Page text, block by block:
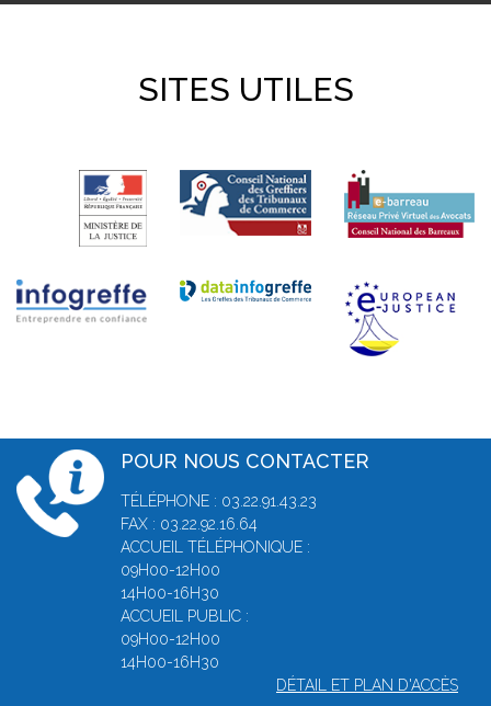
SITES UTILES
POUR NOUS CONTACTER
TÉLÉPHONE : 03.22.91.43.23
FAX : 03.22.92.16.64
ACCUEIL TÉLÉPHONIQUE :
09H00-12H00
14H00-16H30
ACCUEIL PUBLIC :
09H00-12H00
14H00-16H30
DÉTAIL ET PLAN D'ACCÈS